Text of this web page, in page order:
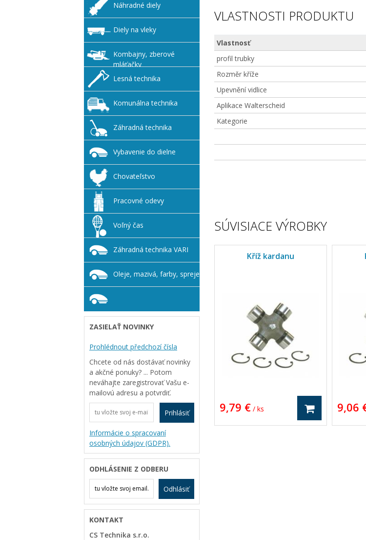
VLASTNOSTI PRODUKTU
Vlastnosť
profil trubky
Rozměr kříže
Upevnění vidlice
Aplikace Walterscheid
Kategorie
SÚVISIACE VÝROBKY
Kříž kardanu
9,79 € / ks 9,06
Náhradné diely
Diely na vleky
Kombajny, zberové
mláťačky
Lesná technika
Komunálna technika
Záhradná technika
Vybavenie do dielne
Chovateľstvo
Pracovné odevy
Voľný čas
Záhradná technika VARI
Oleje, mazivá, farby, spreje
ZASIELAŤ NOVINKY
Prohlédnout předchozí čísla
Chcete od nás dostávať novinky
a akčné ponuky? ... Potom
neváhajte zaregistrovať Vašu e-
mailovú adresu a potvrdiť.
Prihlásiť
Informácie o spracovaní
osobných údajov (GDPR).
ODHLÁSENIE Z ODBERU
Odhlásiť
KONTAKT
CS Technika s.r.o.